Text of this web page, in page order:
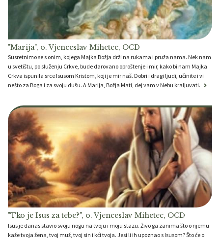
"Marija", o. Vjenceslav Mihetec, OCD
Susretnimo se s onim, kojega Majka Božja drži na rukama i pruža nama. Nek nam
u svetištu, po služenju Crkve, bude darovano oproštenje i mir, kako bi nam Majka
Crkva ispunila srce Isusom Kristom, koji je mir naš. Dobri i dragi ljudi, učinite i vi
nešto za Boga i za svoju dušu. A Marija, Božja Mati, dej vam v Nebu kraljuvati.
"Tko je Isus za tebe?", o. Vjenceslav Mihetec, OCD
Isus je danas stavio svoju nogu na tvoju i moju stazu. Živo ga zanima što o njemu
kaže tvoja žena, tvoj muž, tvoj sin i kći tvoja. Jesi li ih upoznao s Isusom? Što će o